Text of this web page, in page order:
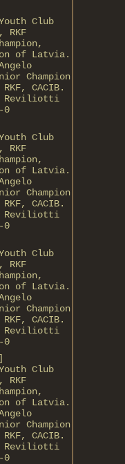
Club
RKF
of Latvia.
Champion
CACIB.
Reviliotti
0
Club
RKF
of Latvia.
Champion
CACIB.
Reviliotti
0
Club
RKF
of Latvia.
Champion
CACIB.
Reviliotti
0
Club
RKF
of Latvia.
Champion
CACIB.
Reviliotti
0